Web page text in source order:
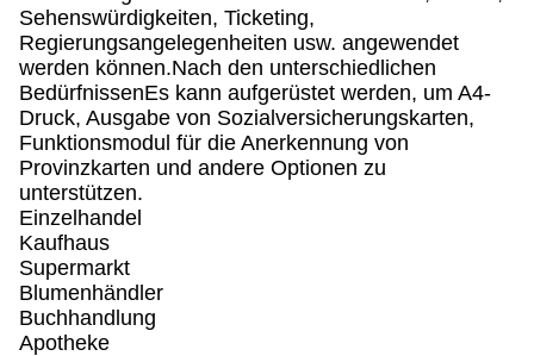
Sehenswürdigkeiten, Ticketing,
Regierungsangelegenheiten usw. angewendet
werden können.Nach den unterschiedlichen
BedürfnissenEs kann aufgerüstet werden, um A4-
Druck, Ausgabe von Sozialversicherungskarten,
Funktionsmodul für die Anerkennung von
Provinzkarten und andere Optionen zu
unterstützen.
Einzelhandel
Kaufhaus
Supermarkt
Blumenhändler
Buchhandlung
Apotheke